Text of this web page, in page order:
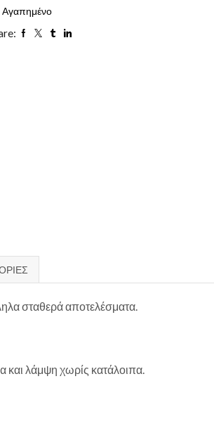
Αγαπημένο
σταθερά αποτελέσματα.
και λάμψη χωρίς κατάλοιπα.